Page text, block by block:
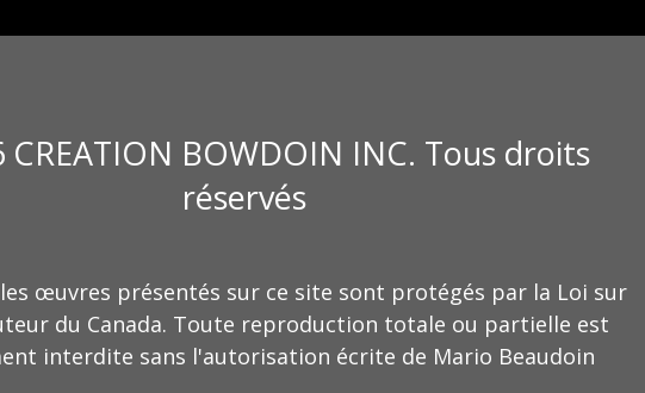
BOWDOIN INC. Tous droits
réservés
œuvres présentés sur ce site sont protégés par la Loi sur
du Canada. Toute reproduction totale ou partielle est
interdite sans l'autorisation écrite de Mario Beaudoin